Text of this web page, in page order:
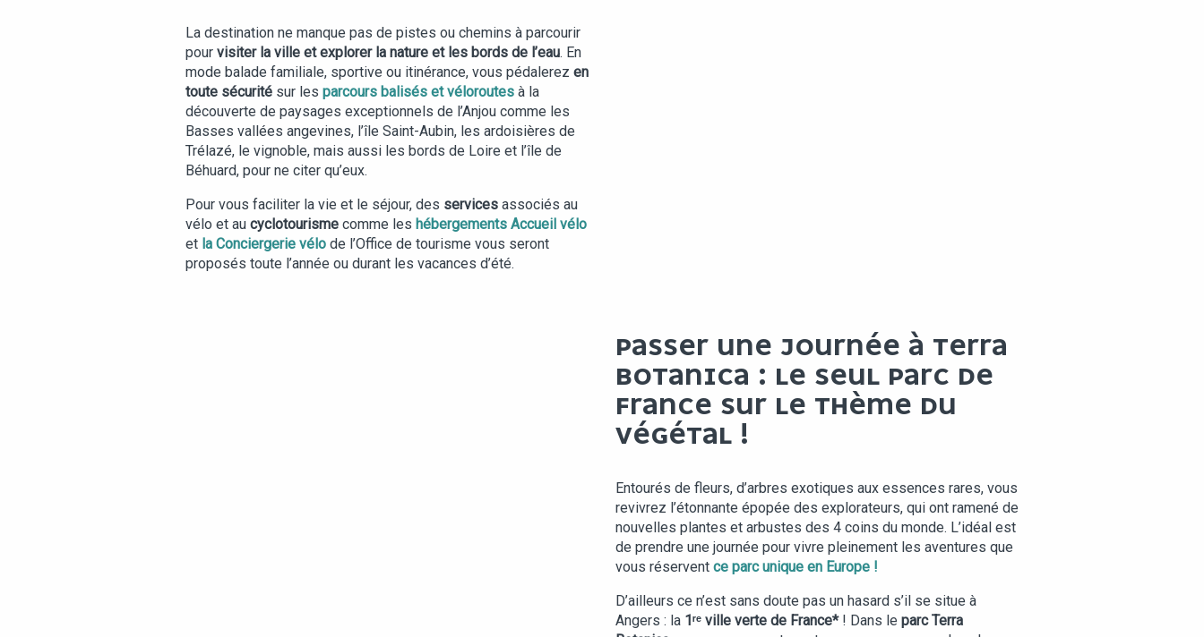
La destination ne manque pas de pistes ou chemins à parcourir
pour visiter la ville et explorer la nature et les bords de l’eau. En
mode balade familiale, sportive ou itinérance, vous pédalerez en
toute sécurité sur les parcours balisés et véloroutes à la
découverte de paysages exceptionnels de l’Anjou comme les
Basses vallées angevines, l’île Saint-Aubin, les ardoisières de
Trélazé, le vignoble, mais aussi les bords de Loire et l’île de
Béhuard, pour ne citer qu’eux.
Pour vous faciliter la vie et le séjour, des services associés au
vélo et au cyclotourisme comme les hébergements Accueil vélo
et la Conciergerie vélo de l’Office de tourisme vous seront
proposés toute l’année ou durant les vacances d’été.
PASSER UNE JOURNÉE À TERRA
BOTANICA : LE SEUL PARC DE
FRANCE SUR LE THÈME DU
VÉGÉTAL !
Entourés de fleurs, d’arbres exotiques aux essences rares, vous
revivrez l’étonnante épopée des explorateurs, qui ont ramené de
nouvelles plantes et arbustes des 4 coins du monde. L’idéal est
de prendre une journée pour vivre pleinement les aventures que
vous réservent ce parc unique en Europe !
D’ailleurs ce n’est sans doute pas un hasard s’il se situe à
Angers : la 1ʳᵉ ville verte de France*! Dans le parc Terra